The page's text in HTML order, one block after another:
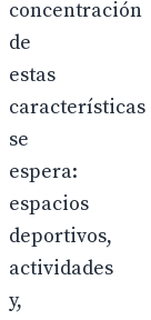
concentración
de
estas
características
se
espera:
espacios
deportivos,
actividades
y,